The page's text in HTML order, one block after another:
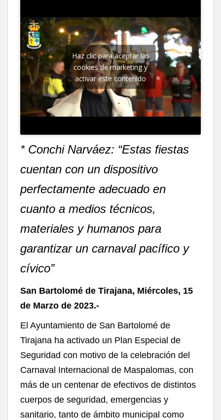
Haz clic para aceptar las
cookies de marketing y
activar este contenido
* Conchi Narváez: “Estas fiestas
cuentan con un dispositivo
perfectamente adecuado en
cuanto a medios técnicos,
materiales y humanos para
garantizar un carnaval pacífico y
cívico”
San Bartolomé de Tirajana, Miércoles, 15
de Marzo de 2023.-
El Ayuntamiento de San Bartolomé de
Tirajana ha activado un Plan Especial de
Seguridad con motivo de la celebración del
Carnaval Internacional de Maspalomas, con
más de un centenar de efectivos de distintos
cuerpos de seguridad, emergencias y
sanitario, tanto de ámbito municipal como